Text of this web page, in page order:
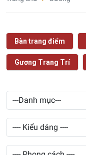
Bàn trang điểm
Gương Trang Trí